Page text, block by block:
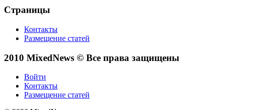
Страницы
Контакты
Размещение статей
2010 MixedNews © Все права защищены
Войти
Контакты
Размещение статей